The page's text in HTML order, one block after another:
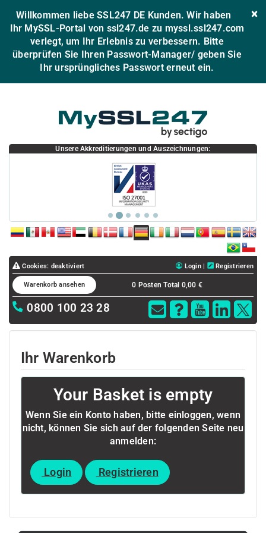
×
Willkommen liebe SSL247 DE Kunden. Wir haben
Ihr MySSL-Portal von ssl247.de zu myssl.ssl247.com
verlegt, um Ihr Erlebnis zu verbessern. Bitte
überprüfen Sie Ihren Passwort-Manager/ geben Sie
Ihr ursprüngliches Passwort erneut ein.
Unsere Akkreditierungen und Auszeichnungen:
UK
SE
ES
PT
NL
IT
IE
DE
FR
DK
BE
AE
USA
PE
MX
CO
CL
BR
Cookies: deaktiviert Login| Registrieren
Warenkorb ansehen 0 Posten Total 0,00 €
0800 100 23 28
certificate
Ihr Warenkorb
Your Basket is empty
Wenn Sie ein Konto haben, bitte einloggen, wenn
nicht, können Sie sich auf der folgenden Seite neu
anmelden:
Login Registrieren